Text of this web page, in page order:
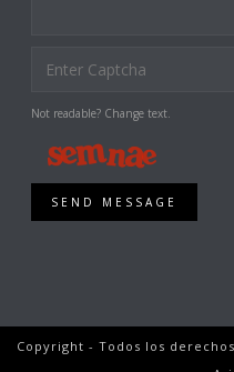
Not readable? Change text.
SEND MESSAGE
Copyright - Todos los